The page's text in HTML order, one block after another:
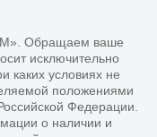
Обращаем ваше
исключительно
каких условиях не
положениями
Федерации.
о наличии и